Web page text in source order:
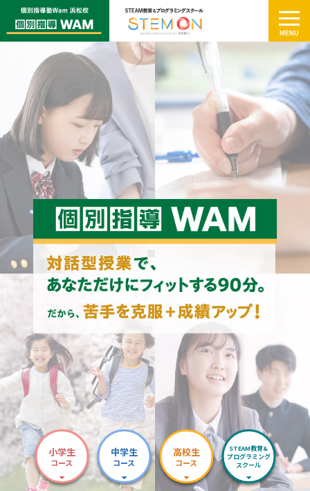
小学生
コース
中学生
コース
高校生
コース
STEAM教育&
プログラミング
スクール